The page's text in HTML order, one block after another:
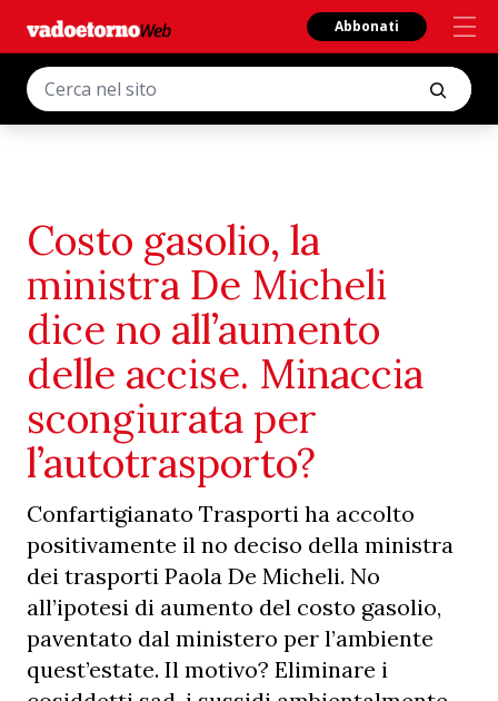
Abbonati
Costo gasolio, la
ministra De Micheli
dice no all’aumento
delle accise. Minaccia
scongiurata per
l’autotrasporto?
Confartigianato Trasporti ha accolto
positivamente il no deciso della ministra
dei trasporti Paola De Micheli. No
all’ipotesi di aumento del costo gasolio,
paventato dal ministero per l’ambiente
quest’estate. Il motivo? Eliminare i